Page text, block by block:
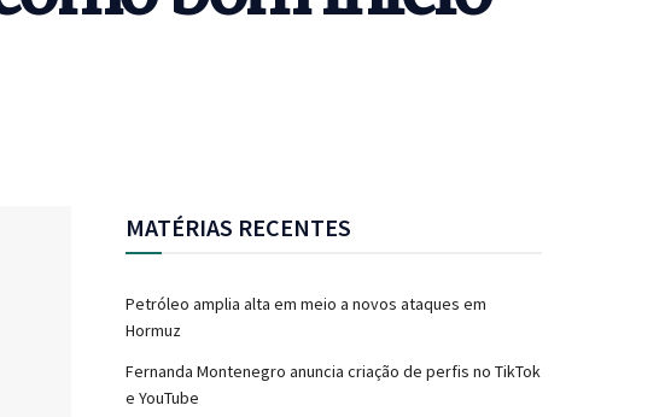
MATÉRIAS RECENTES
Petróleo amplia alta em meio a novos ataques em
Hormuz
Fernanda Montenegro anuncia criação de perfis no TikTok
e YouTube